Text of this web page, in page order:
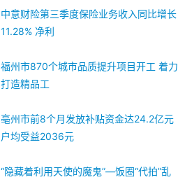
中意财险第三季度保险业务收入同比增长
11.28% 净利
福州市870个城市品质提升项目开工 着力
打造精品工
亳州市前8个月发放补贴资金达24.2亿元
户均受益2036元
“隐藏着利用天使的魔鬼”—饭圈“代拍”乱